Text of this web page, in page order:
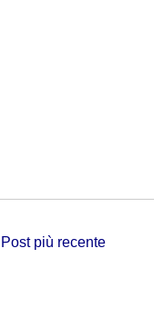
Post più recente